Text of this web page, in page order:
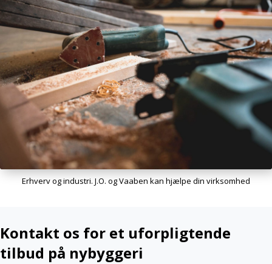
Erhverv og industri. J.O. og Vaaben kan hjælpe din virksomhed
Kontakt os for et uforpligtende
tilbud på nybyggeri